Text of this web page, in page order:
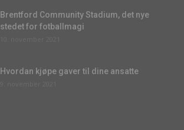
Brentford Community Stadium, det nye
stedet for fotballmagi
Hvordan kjøpe gaver til dine ansatte